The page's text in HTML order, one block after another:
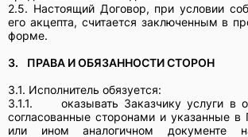
2.5. Настоящий Договор, при условии
его акцепта, считается заключенным в
форме.
3.
ПРАВА И ОБЯЗАННОСТИ СТОРОН
3.1. Исполнитель обязуется:
3.1.1.
оказывать Заказчику услуги в
согласованные сторонами и указанные в
или ином аналогичном документе